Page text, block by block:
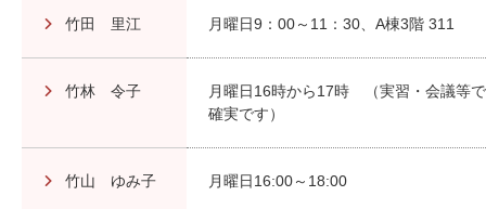
竹田 里江 月曜日9：00～11：30、A棟3階 311
竹林 令子
月曜日16時から17時 （実習・会議等
確実です）
竹山 ゆみ子 月曜日16:00～18:00